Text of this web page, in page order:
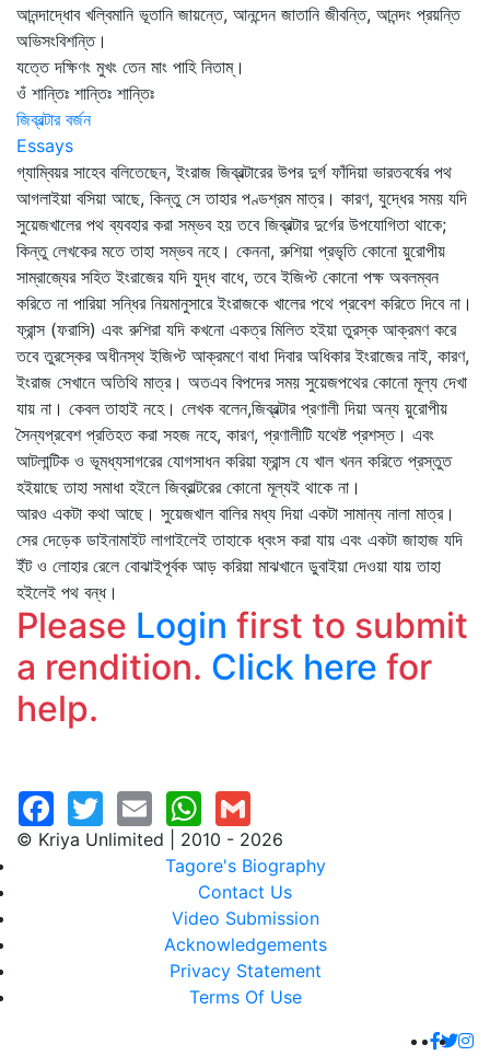
আনন্দাদ্ধোব খল্বিমানি ভূতানি জায়ন্তে, আনন্দেন জাতানি জীবন্তি, আনন্দং প্রয়ন্তি
অভিসংবিশন্তি।
যত্তে দক্ষিণং মুখং তেন মাং পাহি নিতাম্‌।
ওঁ শান্তিঃ শান্তিঃ শান্তিঃ
জিব্রল্টার বর্জন
Essays
গ্যাম্বিয়র সাহেব বলিতেছেন, ইংরাজ জিব্রল্টারের উপর দুর্গ ফাঁদিয়া ভারতবর্ষের পথ
আগলাইয়া বসিয়া আছে, কিন্তু সে তাহার পণ্ডশ্রম মাত্র। কারণ, যুদ্ধের সময় যদি
সুয়েজখালের পথ ব্যবহার করা সম্ভব হয় তবে জিব্রল্টার দুর্গের উপযোগিতা থাকে;
কিন্তু লেখকের মতে তাহা সম্ভব নহে। কেননা, রুশিয়া প্রভৃতি কোনো য়ুরোপীয়
সাম্রাজ্যের সহিত ইংরাজের যদি যুদ্ধ বাধে, তবে ইজিপ্ট কোনো পক্ষ অবলম্বন
করিতে না পারিয়া সন্ধির নিয়মানুসারে ইংরাজকে খালের পথে প্রবেশ করিতে দিবে না।
ফ্রান্স (ফরাসি) এবং রুশিরা যদি কখনো একত্র মিলিত হইয়া তুরস্ক আক্রমণ করে
তবে তুরস্কের অধীনস্থ ইজিপ্ট আক্রমণে বাধা দিবার অধিকার ইংরাজের নাই, কারণ,
ইংরাজ সেখানে অতিথি মাত্র। অতএব বিপদের সময় সুয়েজপথের কোনো মূল্য দেখা
যায় না। কেবল তাহাই নহে। লেখক বলেন,জিব্রল্টার প্রণালী দিয়া অন্য য়ুরোপীয়
সৈন্যপ্রবেশ প্রতিহত করা সহজ নহে, কারণ, প্রণালীটি যথেষ্ট প্রশস্ত। এবং
আটলান্টিক ও ভূমধ্যসাগরের যোগসাধন করিয়া ফ্রান্স যে খাল খনন করিতে প্রস্তুত
হইয়াছে তাহা সমাধা হইলে জিব্রাল্টরের কোনো মূল্যই থাকে না।
আরও একটা কথা আছে। সুয়েজখাল বালির মধ্য দিয়া একটা সামান্য নালা মাত্র।
সের দেড়েক ডাইনামাইট লাগাইলেই তাহাকে ধ্বংস করা যায় এবং একটা জাহাজ যদি
ইঁট ও লোহার রেলে বোঝাইপূর্বক আড় করিয়া মাঝখানে ডুবাইয়া দেওয়া যায় তাহা
হইলেই পথ বন্ধ।
Please Login first to submit
a rendition. Click here for
help.
© Kriya Unlimited | 2010 - 2026
Tagore's Biography
Contact Us
Video Submission
Acknowledgements
Privacy Statement
Terms Of Use